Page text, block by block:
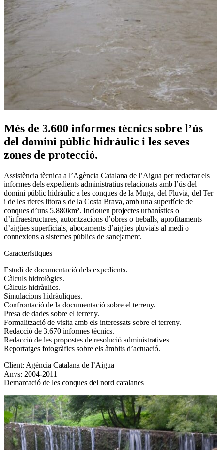
Més de 3.600 informes tècnics sobre l’ús
del domini públic hidràulic i les seves
zones de protecció.
Assistència tècnica a l’Agència Catalana de l’Aigua per redactar els
informes dels expedients administratius relacionats amb l’ús del
domini públic hidràulic a les conques de la Muga, del Fluvià, del Ter
i de les rieres litorals de la Costa Brava, amb una superfície de
conques d’uns 5.880km². Inclouen projectes urbanístics o
d’infraestructures, autoritzacions d’obres o treballs, aprofitaments
d’aigües superficials, abocaments d’aigües pluvials al medi o
connexions a sistemes públics de sanejament.
Característiques
Estudi de documentació dels expedients.
Càlculs hidrològics.
Càlculs hidràulics.
Simulacions hidràuliques.
Confrontació de la documentació sobre el terreny.
Presa de dades sobre el terreny.
Formalització de visita amb els interessats sobre el terreny.
Redacció de 3.670 informes tècnics.
Redacció de les propostes de resolució administratives.
Reportatges fotogràfics sobre els àmbits d’actuació.
Client: Agència Catalana de l’Aigua
Anys: 2004-2011
Demarcació de les conques del nord catalanes